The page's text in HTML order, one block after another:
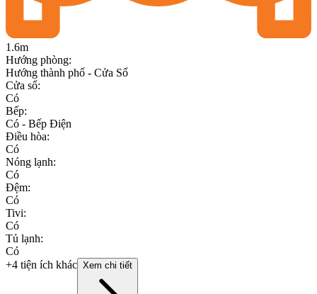
1.6m
Hướng phòng:
Hướng thành phố - Cửa Sổ
Cửa sổ:
Có
Bếp:
Có - Bếp Điện
Điều hòa:
Có
Nóng lạnh:
Có
Đệm:
Có
Tivi:
Có
Tủ lạnh:
Có
+4 tiện ích khác Xem chi tiết